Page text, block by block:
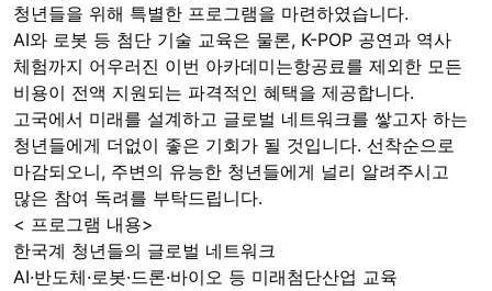
청년들을 위해 특별한 프로그램을 마련하였습니다.
AI와 로봇 등 첨단 기술 교육은 물론, K-POP 공연과 역사
체험까지 어우러진 이번 아카데미는항공료를 제외한 모든
비용이 전액 지원되는 파격적인 혜택을 제공합니다.
고국에서 미래를 설계하고 글로벌 네트워크를 쌓고자 하는
청년들에게 더없이 좋은 기회가 될 것입니다. 선착순으로
마감되오니, 주변의 유능한 청년들에게 널리 알려주시고
많은 참여 독려를 부탁드립니다.
< 프로그램 내용>
한국계 청년들의 글로벌 네트워크
AI·반도체·로봇·드론·바이오 등 미래첨단산업 교육